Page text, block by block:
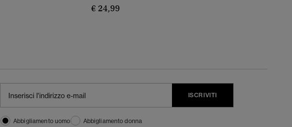
€ 24,99
ISCRIVITI
Abbigliamento uomo
Abbigliamento donna